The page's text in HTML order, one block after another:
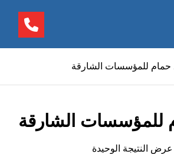
حمام للمؤسسات الشارقة
للمؤسسات الشارقة
عرض النتيجة الوحيدة